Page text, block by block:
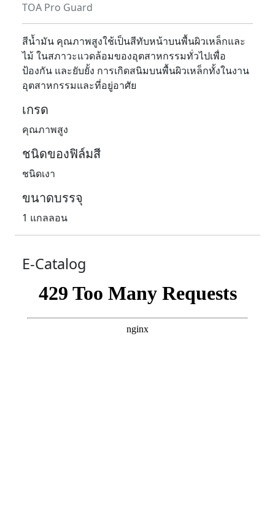
TOA Pro Guard
สีน้ำมัน คุณภาพสูงใช้เป็นสีทับหน้าบนพื้นผิวเหล็กและ
ไม้ ในสภาวะแวดล้อมของอุตสาหกรรมทั่วไปเพื่อ
ป้องกัน และยับยั้ง การเกิดสนิมบนพื้นผิวเหล็กทั้งในงาน
อุตสาหกรรมและที่อยู่อาศัย
เกรด
คุณภาพสูง
ชนิดของฟิล์มสี
ชนิดเงา
ขนาดบรรจุ
1 แกลลอน
E-Catalog